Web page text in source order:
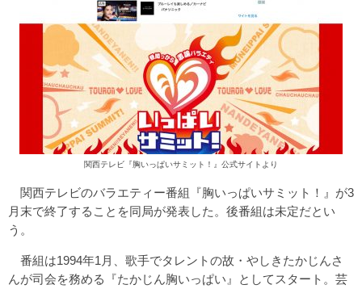
関西テレビ『胸いっぱいサミット！』公式サイトより
関西テレビのバラエティー番組『胸いっぱいサミット！』が3
月末で終了することを同局が発表した。後番組は未定だとい
う。
番組は1994年1月、歌手でタレントの故・やしきたかじんさ
んが司会を務める『たかじん胸いっぱい』としてスタート。芸